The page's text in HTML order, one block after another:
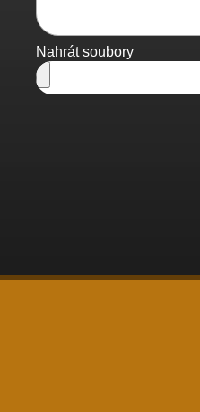
Nahrát soubory